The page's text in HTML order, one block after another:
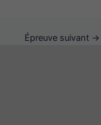
Épreuve suivant →